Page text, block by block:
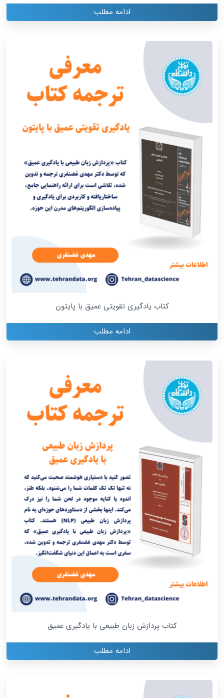
ادامه مطلب
کتاب یادگیری تقویتی عمیق با پایتون
ادامه مطلب
کتاب پردازش زبان طبیعی با یادگیری عمیق
ادامه مطلب